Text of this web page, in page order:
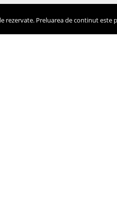
rezervate. Preluarea de continut este